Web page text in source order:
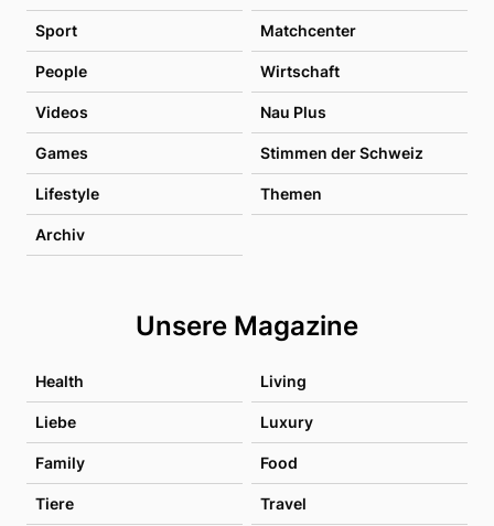
Sport Matchcenter
People Wirtschaft
Videos Nau Plus
Games Stimmen der Schweiz
Lifestyle Themen
Archiv
Unsere Magazine
Health Living
Liebe Luxury
Family Food
Tiere Travel